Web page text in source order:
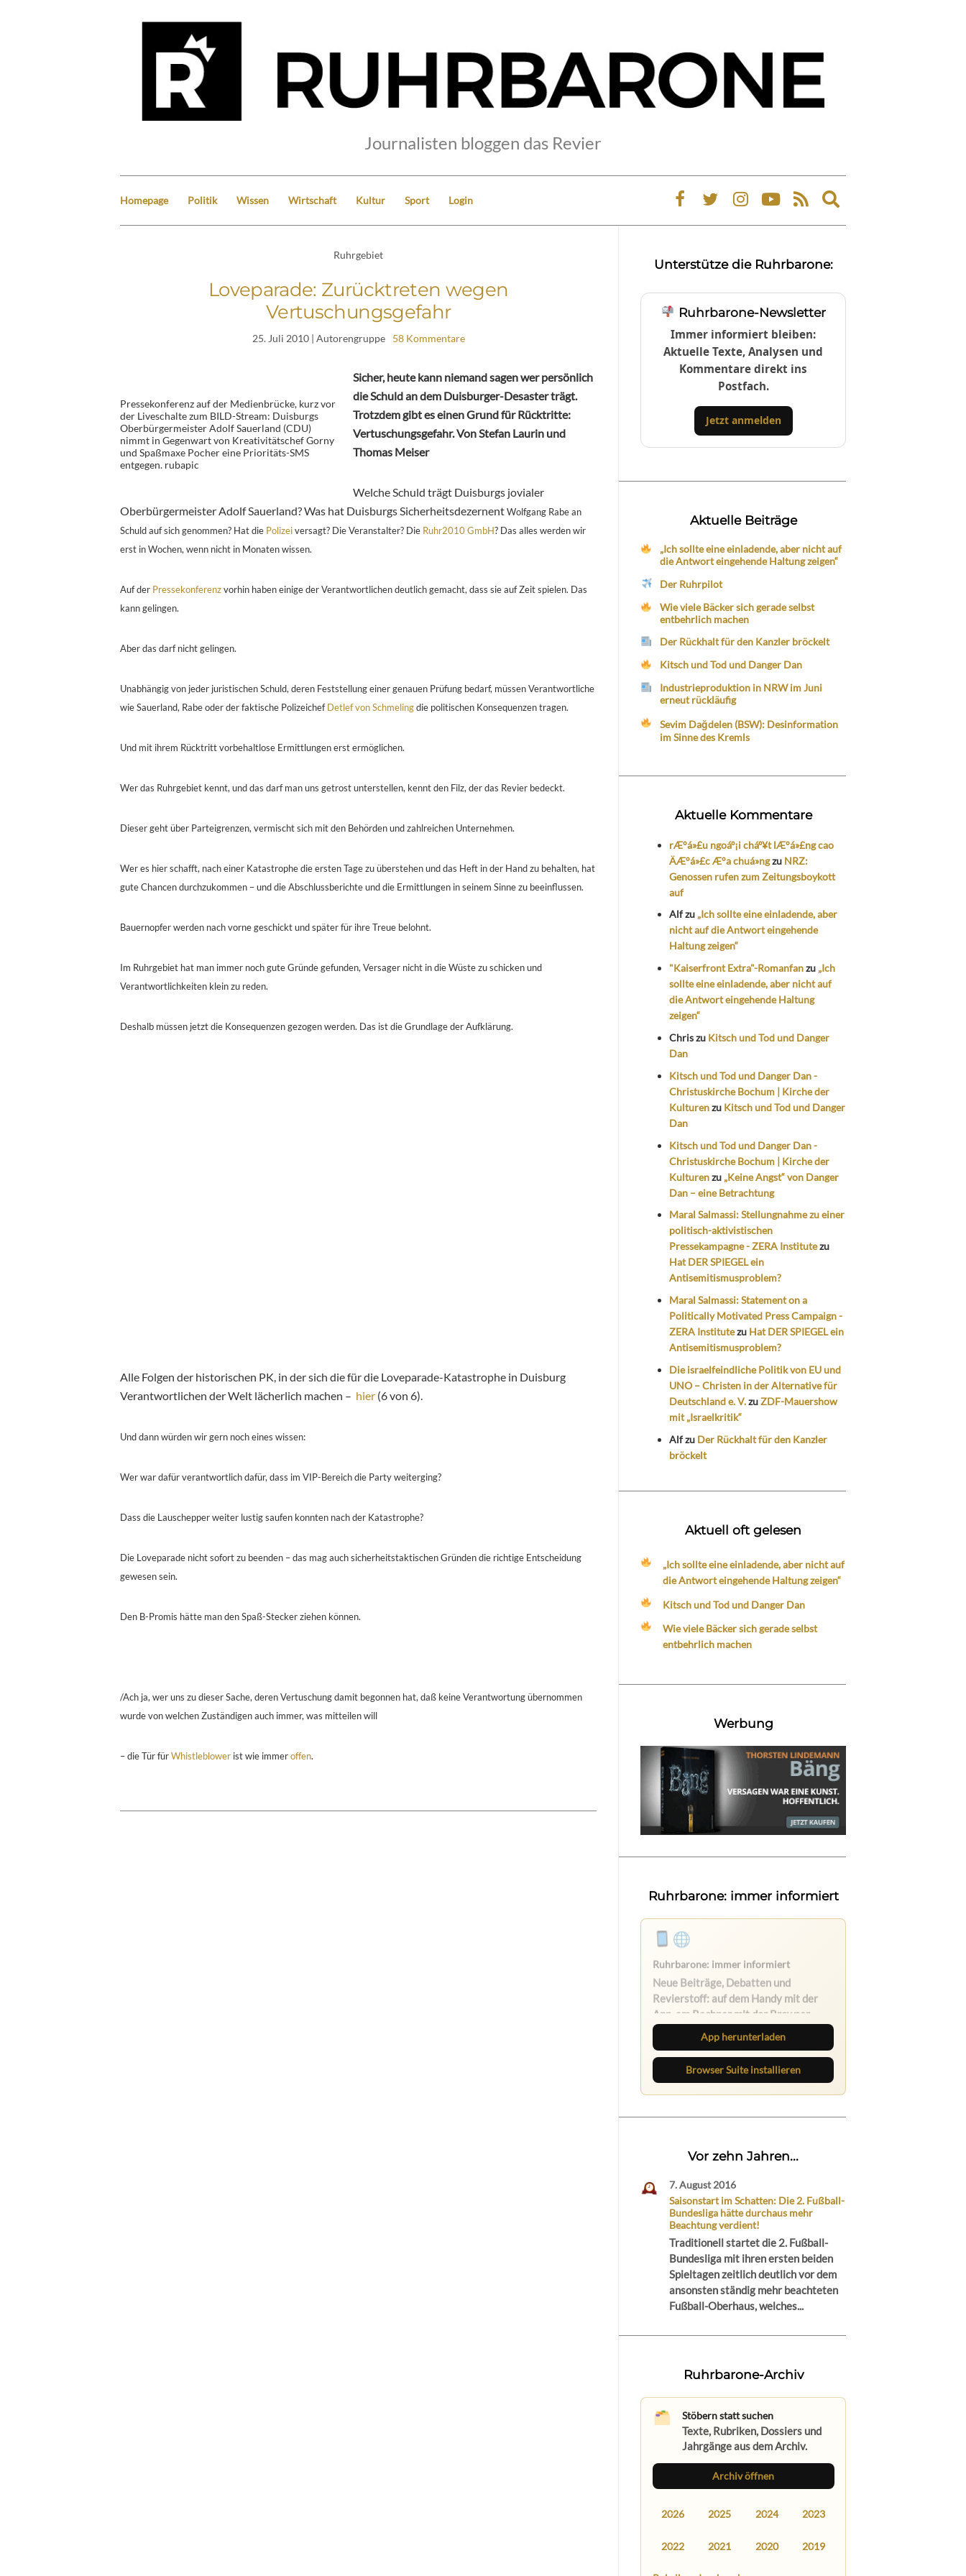
Journalisten bloggen das Revier
Homepage Politik Wissen Wirtschaft Kultur Sport Login
Expand
search
Ruhrgebiet
Loveparade: Zurücktreten wegen
Vertuschungsgefahr
25. Juli 2010| Autorengruppe 58 Kommentare
Pressekonferenz auf der Medienbrücke, kurz vor
der Liveschalte zum BILD-Stream: Duisburgs
Oberbürgermeister Adolf Sauerland (CDU)
nimmt in Gegenwart von Kreativitätschef Gorny
und Spaßmaxe Pocher eine Prioritäts-SMS
entgegen. rubapic
Sicher, heute kann niemand sagen wer persönlich
die Schuld an dem Duisburger-Desaster trägt.
Trotzdem gibt es einen Grund für Rücktritte:
Vertuschungsgefahr. Von Stefan Laurin und
Thomas Meiser
Welche Schuld trägt Duisburgs jovialer
Oberbürgermeister Adolf Sauerland? Was hat Duisburgs SicherheitsdezernentWolfgang Rabe an
Schuld auf sich genommen? Hat die Polizeiversagt? Die Veranstalter? Die Ruhr2010 GmbH? Das alles werden wir
erst in Wochen, wenn nicht in Monaten wissen.
Auf der Pressekonferenzvorhin haben einige der Verantwortlichen deutlich gemacht, dass sie auf Zeit spielen. Das
kann gelingen.
Aber das darf nicht gelingen.
Unabhängig von jeder juristischen Schuld, deren Feststellung einer genauen Prüfung bedarf, müssen Verantwortliche
wie Sauerland, Rabe oder der faktische PolizeichefDetlef von Schmelingdie politischen Konsequenzen tragen.
Und mit ihrem Rücktritt vorbehaltlose Ermittlungen erst ermöglichen.
Wer das Ruhrgebiet kennt, und das darf man uns getrost unterstellen, kennt den Filz, der das Revier bedeckt.
Dieser geht über Parteigrenzen, vermischt sich mit den Behörden und zahlreichen Unternehmen.
Wer es hier schafft, nach einer Katastrophe die ersten Tage zu überstehen und das Heft in der Hand zu behalten, hat
gute Chancen durchzukommen – und die Abschlussberichte und die Ermittlungen in seinem Sinne zu beeinflussen.
Bauernopfer werden nach vorne geschickt und später für ihre Treue belohnt.
Im Ruhrgebiet hat man immer noch gute Gründe gefunden, Versager nicht in die Wüste zu schicken und
Verantwortlichkeiten klein zu reden.
Deshalb müssen jetzt die Konsequenzen gezogen werden. Das ist die Grundlage der Aufklärung.
Alle Folgen der historischen PK, in der sich die für die Loveparade-Katastrophe in Duisburg
Verantwortlichen der Welt lächerlich machen – hier (6 von 6).
Und dann würden wir gern noch eines wissen:
Wer war dafür verantwortlich dafür, dass im VIP-Bereich die Party weiterging?
Dass die Lauschepper weiter lustig saufen konnten nach der Katastrophe?
Die Loveparade nicht sofort zu beenden – das mag auch sicherheitstaktischen Gründen die richtige Entscheidung
gewesen sein.
Den B-Promis hätte man den Spaß-Stecker ziehen können.
/Ach ja, wer uns zu dieser Sache, deren Vertuschung damit begonnen hat, daß keine Verantwortung übernommen
wurde von welchen Zuständigen auch immer, was mitteilen will
– die Tür fürWhistleblower ist wie immeroffen.
Unterstütze die Ruhrbarone:
Ruhrbarone-Newsletter
Immer informiert bleiben:
Aktuelle Texte, Analysen und
Kommentare direkt ins
Postfach.
Jetzt anmelden
Aktuelle Beiträge
„Ich sollte eine einladende, aber nicht auf
die Antwort eingehende Haltung zeigen“
Der Ruhrpilot
Wie viele Bäcker sich gerade selbst
entbehrlich machen
Der Rückhalt für den Kanzler bröckelt
Kitsch und Tod und Danger Dan
Industrieproduktion in NRW im Juni
erneut rückläufig
Sevim Dağdelen (BSW): Desinformation
im Sinne des Kremls
Aktuelle Kommentare
rÆ°á»£u ngoáº¡i cháº¥t lÆ°á»£ng cao
ÄÆ°á»£c Æ°a chuá»ngzu NRZ:
Genossen rufen zum Zeitungsboykott
auf
Alfzu „Ich sollte eine einladende, aber
nicht auf die Antwort eingehende
Haltung zeigen“
"Kaiserfront Extra"-Romanfanzu „Ich
sollte eine einladende, aber nicht auf
die Antwort eingehende Haltung
zeigen“
Chriszu Kitsch und Tod und Danger
Dan
Kitsch und Tod und Danger Dan -
Christuskirche Bochum | Kirche der
Kulturenzu Kitsch und Tod und Danger
Dan
Kitsch und Tod und Danger Dan -
Christuskirche Bochum | Kirche der
Kulturenzu „Keine Angst“ von Danger
Dan – eine Betrachtung
Maral Salmassi: Stellungnahme zu einer
politisch-aktivistischen
Pressekampagne - ZERA Institutezu
Hat DER SPIEGEL ein
Antisemitismusproblem?
Maral Salmassi: Statement on a
Politically Motivated Press Campaign -
ZERA Institutezu Hat DER SPIEGEL ein
Antisemitismusproblem?
Die israelfeindliche Politik von EU und
UNO – Christen in der Alternative für
Deutschland e. V.zuZDF-Mauershow
mit „Israelkritik“
Alfzu Der Rückhalt für den Kanzler
bröckelt
Aktuell oft gelesen
„Ich sollte eine einladende, aber nicht auf
die Antwort eingehende Haltung zeigen“
Kitsch und Tod und Danger Dan
Wie viele Bäcker sich gerade selbst
entbehrlich machen
Werbung
Ruhrbarone: immer informiert
Lies unterwegs weiter, speichere
Beiträge und behalte neue Texte
direkt im Browser im Blick.
App herunterladen
Browser Suite installieren
Vor zehn Jahren...
7. August 2016
Saisonstart im Schatten: Die 2. Fußball-
Bundesliga hätte durchaus mehr
Beachtung verdient!
Traditionell startet die 2. Fußball-
Bundesliga mit ihren ersten beiden
Spieltagen zeitlich deutlich vor dem
ansonsten ständig mehr beachteten
Fußball-Oberhaus, welches...
Ruhrbarone-Archiv
Stöbern statt suchen
Texte, Rubriken, Dossiers und
Jahrgänge aus dem Archiv.
Archiv öffnen
2026 2025 2024 2023
2022 2021 2020 2019